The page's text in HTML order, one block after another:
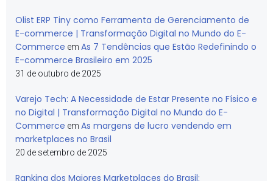
Olist ERP Tiny como Ferramenta de Gerenciamento de
E-commerce | Transformação Digital no Mundo do E-
Commerce em As 7 Tendências que Estão Redefinindo o
E-commerce Brasileiro em 2025
31 de outubro de 2025
Varejo Tech: A Necessidade de Estar Presente no Físico e
no Digital | Transformação Digital no Mundo do E-
Commerce em As margens de lucro vendendo em
marketplaces no Brasil
20 de setembro de 2025
Ranking dos Maiores Marketplaces do Brasil: